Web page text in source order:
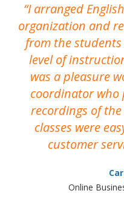
I arranged
organization and
from the
level of
was a pleasure
coordinator who
recordings of
classes were
customer
Online